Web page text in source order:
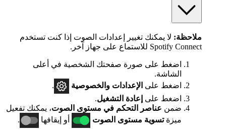
ملاحظة: لا يمكنك تغيير إعدادات الصوت إذا كنت تستخدم
Spotify Connect للاستماع على جهاز آخر.
اضغط على صورة صفحتك الشخصية في أعلى
الشاشة.
اضغط على الإعدادات والخصوصية
.
اضغط على إعادة التشغيل.
ضمن عناصر التحكم في مستوى الصوت، يمكنك تفعيل
ميزةتسوية مستوى الصوت أو إيقافها .